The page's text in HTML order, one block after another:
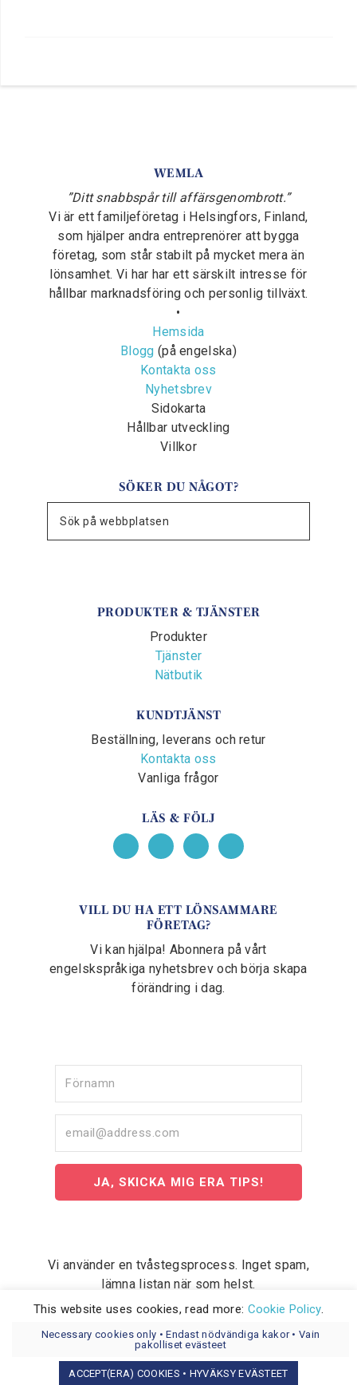
WEMLA
”Ditt snabbspår till affärsgenombrott.”
Vi är ett familjeföretag i Helsingfors, Finland,
som hjälper andra entreprenörer att bygga
företag, som står stabilt på mycket mera än
lönsamhet. Vi har har ett särskilt intresse för
hållbar marknadsföring och personlig tillväxt.
•
Hemsida
Blogg (på engelska)
Kontakta oss
Nyhetsbrev
Sidokarta
Hållbar utveckling
Villkor
SÖKER DU NÅGOT?
PRODUKTER & TJÄNSTER
Produkter
Tjänster
Nätbutik
KUNDTJÄNST
Beställning, leverans och retur
Kontakta oss
Vanliga frågor
LÄS & FÖLJ
VILL DU HA ETT LÖNSAMMARE
FÖRETAG?
Vi kan hjälpa! Abonnera på vårt
engelskspråkiga nyhetsbrev och börja skapa
förändring i dag.
JA, SKICKA MIG ERA TIPS!
Vi använder en tvåstegsprocess. Inget spam,
lämna listan när som helst.
COPYRIGHT © 2026 WEMLA AB OY.
This website uses cookies, read more: Cookie Policy.
Necessary cookies only • Endast nödvändiga kakor • Vain
pakolliset evästeet
ACCEPT(ERA) COOKIES • HYVÄKSY EVÄSTEET